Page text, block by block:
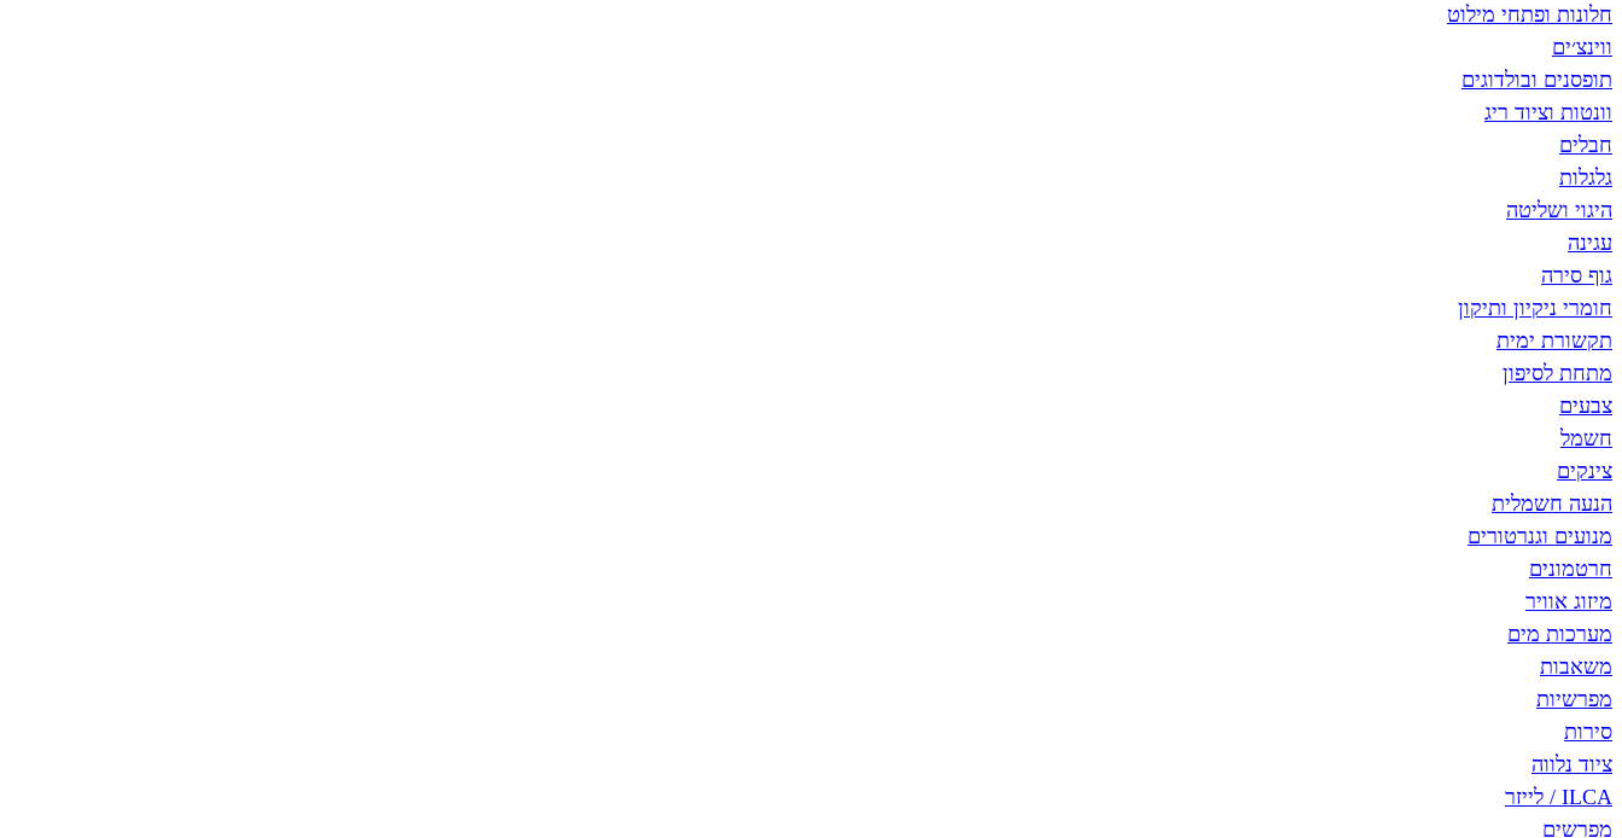
חלונות ופתחי מילוט
ווינצ׳ים
תופסנים ובולדוגים
וונטות וציוד ריג
חבלים
גלגלות
היגוי ושליטה
עגינה
גוף סירה
חומרי ניקיון ותיקון
תקשורת ימית
מתחת לסיפון
צבעים
חשמל
צינקים
הנעה חשמלית
מנועים וגנרטורים
חרטמונים
מיזוג אוויר
מערכות מים
משאבות
מפרשיות
סירות
ציוד נלווה
ILCA / לייזר
מפרשים